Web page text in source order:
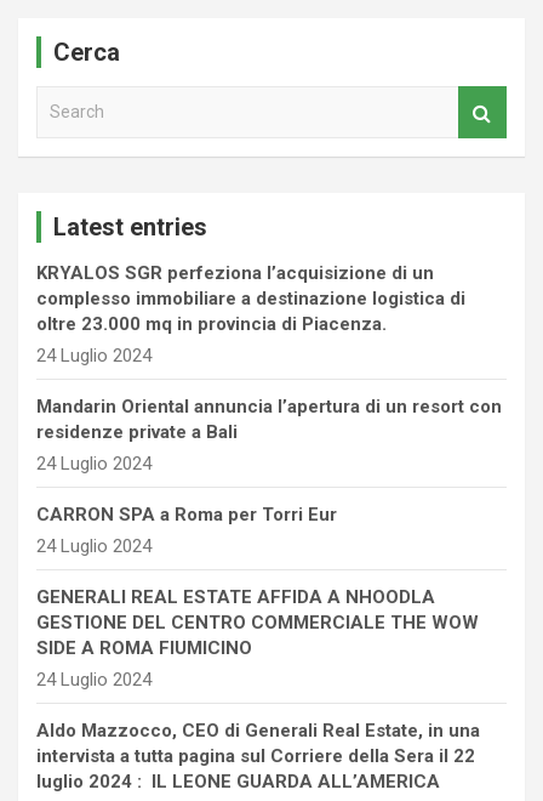
Cerca
Latest entries
KRYALOS SGR perfeziona l’acquisizione di un
complesso immobiliare a destinazione logistica di
oltre 23.000 mq in provincia di Piacenza.
24 Luglio 2024
Mandarin Oriental annuncia l’apertura di un resort con
residenze private a Bali
24 Luglio 2024
CARRON SPA a Roma per Torri Eur
24 Luglio 2024
GENERALI REAL ESTATE AFFIDA A NHOODLA
GESTIONE DEL CENTRO COMMERCIALE THE WOW
SIDE A ROMA FIUMICINO
24 Luglio 2024
Aldo Mazzocco, CEO di Generali Real Estate, in una
intervista a tutta pagina sul Corriere della Sera il 22
luglio 2024 : IL LEONE GUARDA ALL’AMERICA